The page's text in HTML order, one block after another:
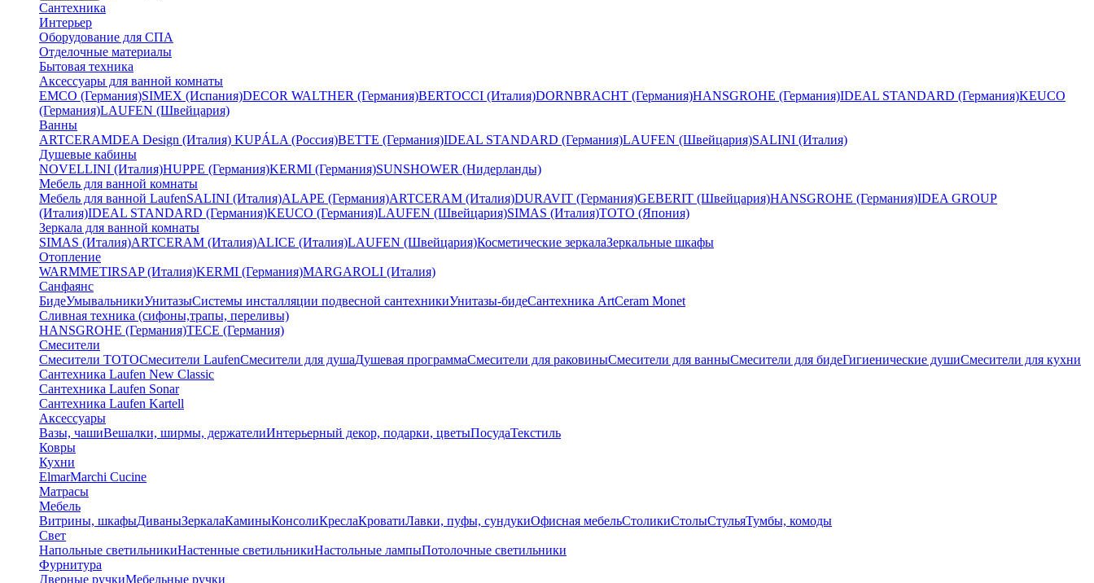
Сантехника
Интерьер
Оборудование для СПА
Отделочные материалы
Бытовая техника
Аксессуары для ванной комнаты
EMCO (Германия)SIMEX (Испания)DECOR WALTHER (Германия)BERTOCCI (Италия)DORNBRACHT (Германия)HANSGROHE (Германия)IDEAL STANDARD (Германия)KEUCO
(Германия)LAUFEN (Швейцария)
Ванны
ARTCERAMDEA Design (Италия) KUPÁLA (Россия)BETTE (Германия)IDEAL STANDARD (Германия)LAUFEN (Швейцария)SALINI (Италия)
Душевые кабины
NOVELLINI (Италия)HUPPE (Германия)KERMI (Германия)SUNSHOWER (Нидерланды)
Мебель для ванной комнаты
Мебель для ванной LaufenSALINI (Италия)ALAPE (Германия)ARTCERAM (Италия)DURAVIT (Германия)GEBERIT (Швейцария)HANSGROHE (Германия)IDEA GROUP
(Италия)IDEAL STANDARD (Германия)KEUCO (Германия)LAUFEN (Швейцария)SIMAS (Италия)TOTO (Япония)
Зеркала для ванной комнаты
SIMAS (Италия)ARTCERAM (Италия)ALICE (Италия)LAUFEN (Швейцария)Косметические зеркалаЗеркальные шкафы
Отопление
WARMMETIRSAP (Италия)KERMI (Германия)MARGAROLI (Италия)
Санфаянс
БидеУмывальникиУнитазыСистемы инсталляции подвесной сантехникиУнитазы-бидеСантехника ArtCeram Monet
Сливная техника (сифоны,трапы, переливы)
HANSGROHE (Германия)TECE (Германия)
Смесители
Смесители TOTOСмесители LaufenСмесители для душаДушевая программаСмесители для раковиныСмесители для ванныСмесители для бидеГигиенические душиСмесители для кухни
Сантехника Laufen New Classic
Сантехника Laufen Sonar
Сантехника Laufen Kartell
Аксессуары
Вазы, чашиВешалки, ширмы, держателиИнтерьерный декор, подарки, цветыПосудаТекстиль
Ковры
Кухни
ElmarMarchi Cucine
Матрасы
Мебель
Витрины, шкафыДиваныЗеркалаКаминыКонсолиКреслаКроватиЛавки, пуфы, сундукиОфисная мебельСтоликиСтолыСтульяТумбы, комоды
Свет
Напольные светильникиНастенные светильникиНастольные лампыПотолочные светильники
Фурнитура
Дверные ручкиМебельные ручки